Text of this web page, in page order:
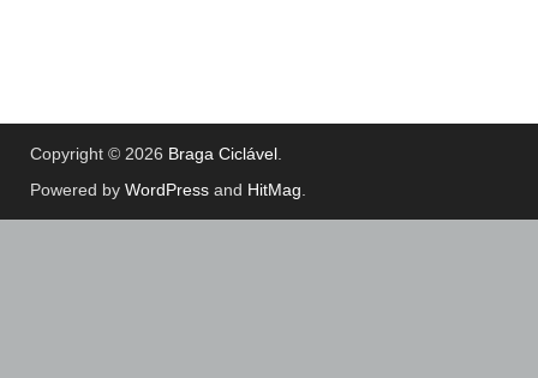
Copyright © 2026 Braga Ciclável
Powered by WordPress and HitMag